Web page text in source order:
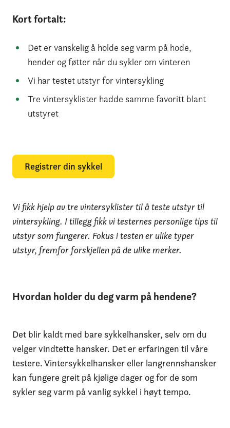
Kort fortalt:
Det er vanskelig å holde seg varm på hode,
hender og føtter når du sykler om vinteren
Vi har testet utstyr for vintersykling
Tre vintersyklister hadde samme favoritt blant
utstyret
Registrer din sykkel
Vi fikk hjelp av tre vintersyklister til å teste utstyr til
vintersykling. I tillegg fikk vi testernes personlige tips til
utstyr som fungerer. Fokus i testen er ulike typer
utstyr, fremfor forskjellen på de ulike merker.
Hvordan holder du deg varm på hendene?
Det blir kaldt med bare sykkelhansker, selv om du
velger vindtette hansker. Det er erfaringen til våre
testere. Vintersykkelhansker eller langrennshansker
kan fungere greit på kjølige dager og for de som
sykler seg varm på vanlig sykkel i høyt tempo.